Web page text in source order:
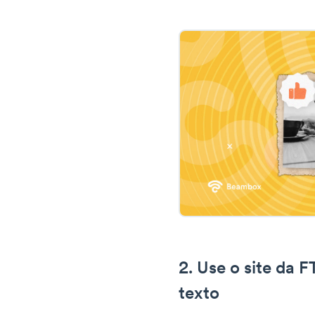
2. Use o site da
texto